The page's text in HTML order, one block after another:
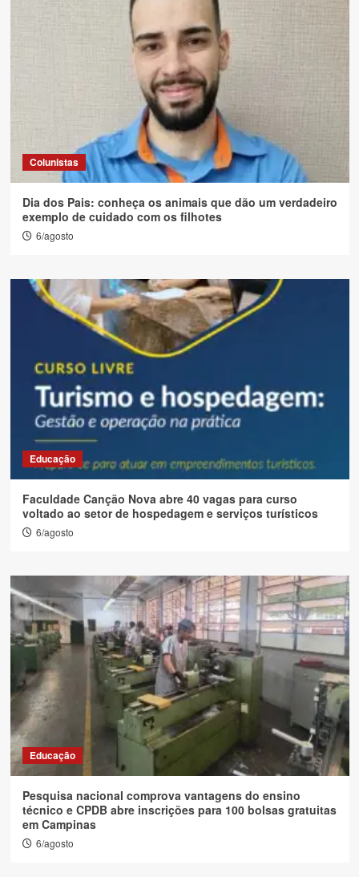
Colunistas
Dia dos Pais: conheça os animais que dão um verdadeiro
exemplo de cuidado com os filhotes
6/agosto
Educação
Faculdade Canção Nova abre 40 vagas para curso
voltado ao setor de hospedagem e serviços turísticos
6/agosto
Educação
Pesquisa nacional comprova vantagens do ensino
técnico e CPDB abre inscrições para 100 bolsas gratuitas
em Campinas
6/agosto